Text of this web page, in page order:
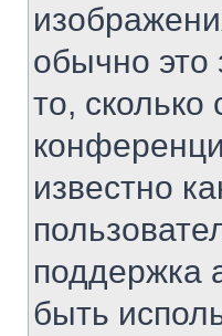
обычно это
то,
известно
поддержка
быть